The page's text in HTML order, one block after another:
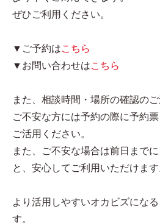
ぜひご利用ください。
▼ご予約はこちら
▼お問い合わせはこちら
また、相談時間・場所の確認の
ご不安な方には予約の際に予約
ご活用ください。
また、ご不安な場合は前日まで
と、安心してご利用いただけます
より活用しやすいオカビズにな
す。